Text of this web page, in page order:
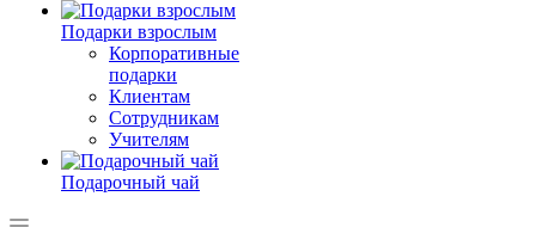
Подарки взрослым
Корпоративные
подарки
Клиентам
Сотрудникам
Учителям
Подарочный чай